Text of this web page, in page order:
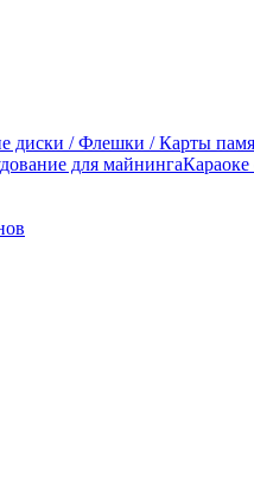
диски / Флешки / Карты
для майнинга